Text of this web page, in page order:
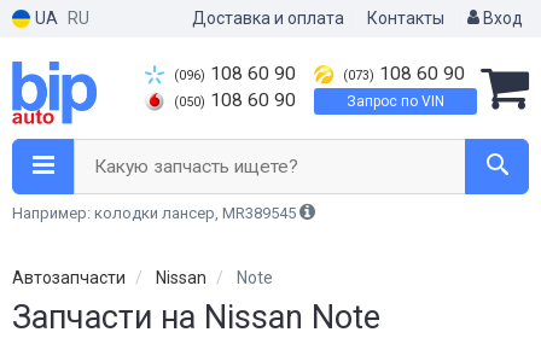
UA RU Доставка и оплата Контакты Вход
(096) 108 60 90
(050) 108 60 90
(073) 108 60 90
Запрос по VIN
Какую запчасть ищете?
Например: колодки лансер, MR389545
Автозапчасти Nissan Note
Запчасти на Nissan Note